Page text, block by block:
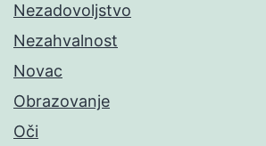
Nezadovoljstvo
Nezahvalnost
Novac
Obrazovanje
Oči